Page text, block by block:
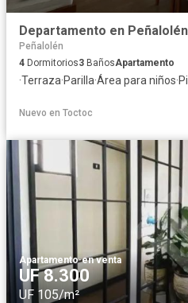
Departamento en Peñalolén
Peñalolén
4 Dormitorios3 BañosApartamento
·Terraza·Parilla·Área para niños·
Nuevo en Toctoc
Apartamento·en venta
UF 8.300
UF 105/m²